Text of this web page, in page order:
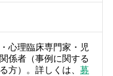
心理臨床専門家・児
係者（事例に関する
方）。詳しくは、 募